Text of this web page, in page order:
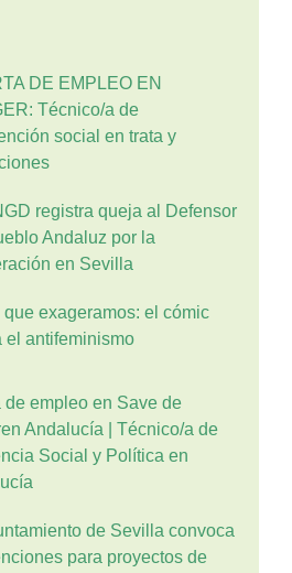
DE EMPLEO EN
Técnico/a de
social en trata y
registra queja al Defensor
Andaluz por la
en Sevilla
que exageramos: el cómic
el antifeminismo
de empleo en Save de
Andalucía | Técnico/a de
Social y Política en
de Sevilla convoca
para proyectos de